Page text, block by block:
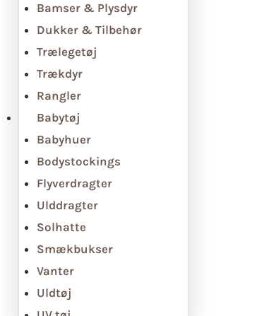
Bamser & Plysdyr
Dukker & Tilbehør
Trælegetøj
Trækdyr
Rangler
Babytøj
Babyhuer
Bodystockings
Flyverdragter
Ulddragter
Solhatte
Smækbukser
Vanter
Uldtøj